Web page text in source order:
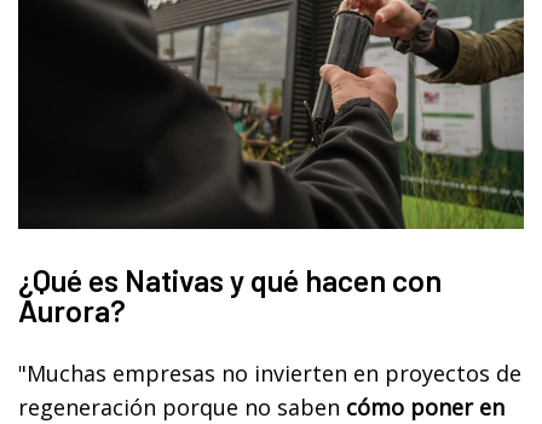
¿Qué es Nativas y qué hacen con
Aurora?
"Muchas empresas no invierten en proyectos de
regeneración porque no saben cómo poner en